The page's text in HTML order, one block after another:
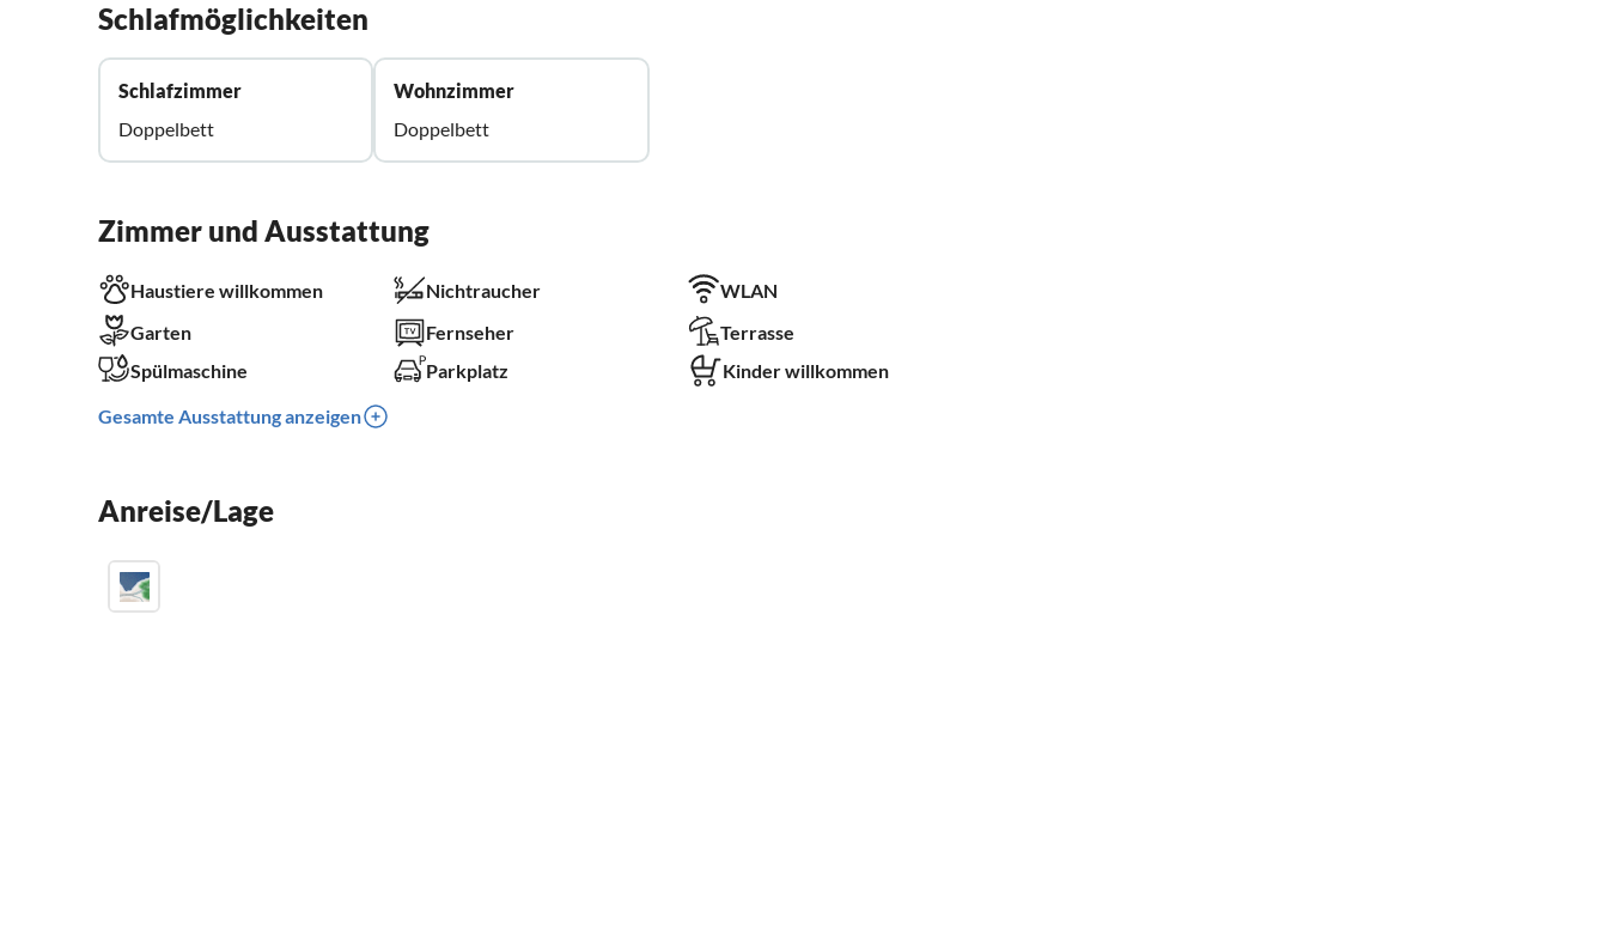
Schlafmöglichkeiten
Schlafzimmer
Doppelbett
Wohnzimmer
Doppelbett
Zimmer und Ausstattung
Haustiere willkommen Nichtraucher
WLAN
Garten
Fernseher
Terrasse
Spülmaschine
Parkplatz
Kinder willkommen
Gesamte Ausstattung anzeigen
Anreise/Lage